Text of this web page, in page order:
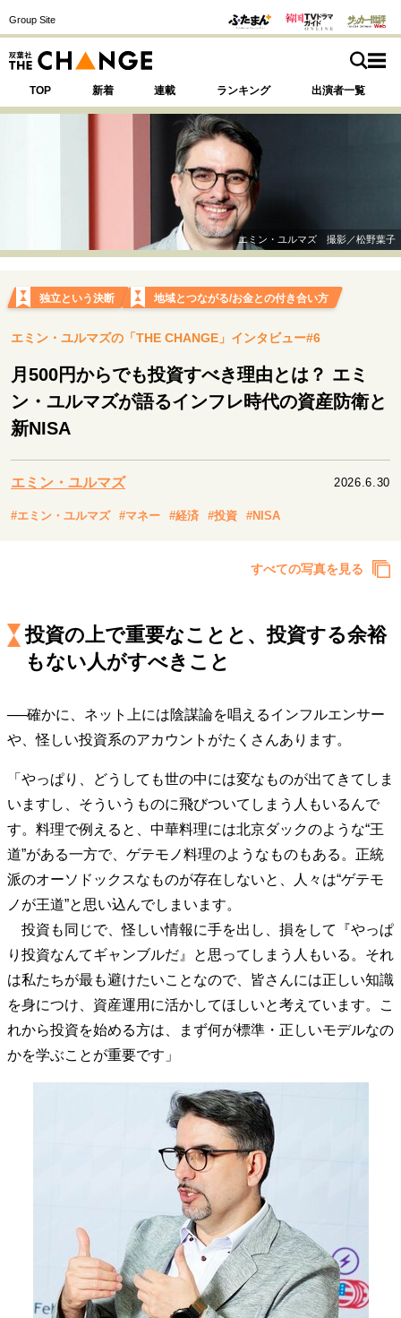
Group Site
TOP 新着 連載 ランキング 出演者一覧
注目の記事テーマで探す
運命を変えた出会い 決断の裏側
挫折からの再起
表現者の葛藤
人生が動いた日 10代の挫折と原点
キャリア・働き方
セカンドキャリアの描き方
大人の学び直し
ファーストキャリアを拓く
夢を掴む選択
次世代へのバトン
マインドセット
忘れられない言葉
10代・20代の土台
40代からの景色 50代のリアル
美しさの哲学
病が教えてくれたこと
移住という選択
熱狂できるもの
一生モノの愛用品
私を彩るエッセンス
60代のネクストステージ
70代のグランドデザイン
社会・カルチャー・マネー
地域とつながる/お金との付き合い方
エミン・ユルマズ 撮影／松野葉子
独立という決断 地域とつながる/お金との付き合い方
エミン・ユルマズの「THE CHANGE」インタビュー#6
月500円からでも投資すべき理由とは？ エミ
ン・ユルマズが語るインフレ時代の資産防衛と
新NISA
エミン・ユルマズ 2026.6.30
#エミン・ユルマズ #マネー #経済 #投資 #NISA
すべての写真を見る
投資の上で重要なことと、投資する余裕
もない人がすべきこと
──確かに、ネット上には陰謀論を唱えるインフルエンサー
や、怪しい投資系のアカウントがたくさんあります。
「やっぱり、どうしても世の中には変なものが出てきてしま
いますし、そういうものに飛びついてしまう人もいるんで
す。料理で例えると、中華料理には北京ダックのような“王
道”がある一方で、ゲテモノ料理のようなものもある。正統
派のオーソドックスなものが存在しないと、人々は“ゲテモ
ノが王道”と思い込んでしまいます。
投資も同じで、怪しい情報に手を出し、損をして『やっぱ
り投資なんてギャンブルだ』と思ってしまう人もいる。それ
は私たちが最も避けたいことなので、皆さんには正しい知識
を身につけ、資産運用に活かしてほしいと考えています。こ
れから投資を始める方は、まず何が標準・正しいモデルなの
かを学ぶことが重要です」